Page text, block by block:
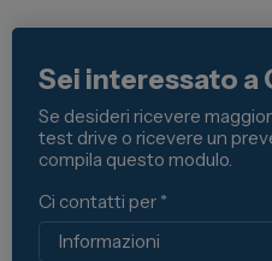
Sei interessato a
Se desideri ricevere
test drive o ricevere un
compila questo modulo.
Ci contatti per *